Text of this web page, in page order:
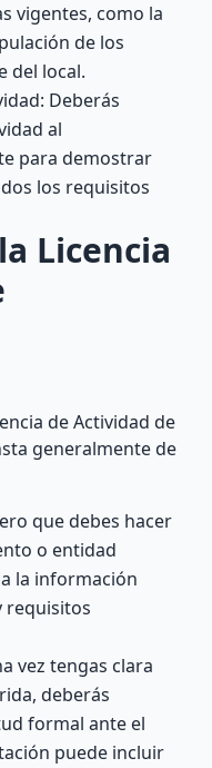
vigentes, como la
de los
del local.
Deberás
al
para demostrar
los requisitos
Licencia
de Actividad de
generalmente de
que debes hacer
o entidad
la información
requisitos
vez tengas clara
deberás
formal ante el
puede incluir